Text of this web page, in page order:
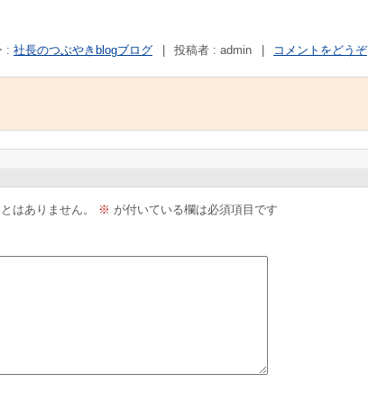
: 社長のつぶやきblogブログ 投稿者 : admin コメントをどうぞ
はありません。 ※ が付いている欄は必須項目です